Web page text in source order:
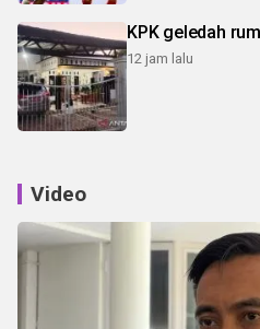
KPK geledah
12 jam lalu
Video